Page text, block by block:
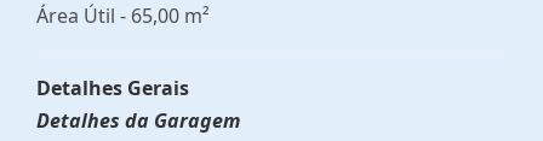
Área Útil - 65,00 m²
Detalhes Gerais
Detalhes da Garagem